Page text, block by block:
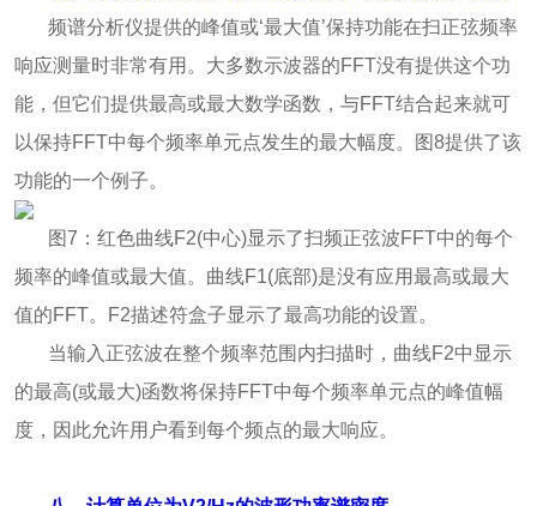
频谱分析仪提供的峰值或‘最大值’保持功能在扫正弦频率
响应测量时非常有用。大多数示波器的FFT没有提供这个功
能，但它们提供最高或最大数学函数，与FFT结合起来就可
以保持FFT中每个频率单元点发生的最大幅度。图8提供了该
功能的一个例子。
图7：红色曲线F2(中心)显示了扫频正弦波FFT中的每个
频率的峰值或最大值。曲线F1(底部)是没有应用最高或最大
值的FFT。F2描述符盒子显示了最高功能的设置。
当输入正弦波在整个频率范围内扫描时，曲线F2中显示
的最高(或最大)函数将保持FFT中每个频率单元点的峰值幅
度，因此允许用户看到每个频点的最大响应。